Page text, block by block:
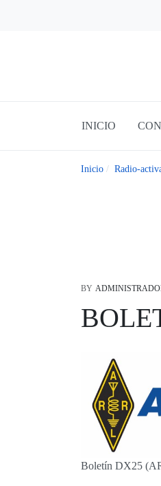
INICIO
Inicio Radio-
BY
Boletín DX25